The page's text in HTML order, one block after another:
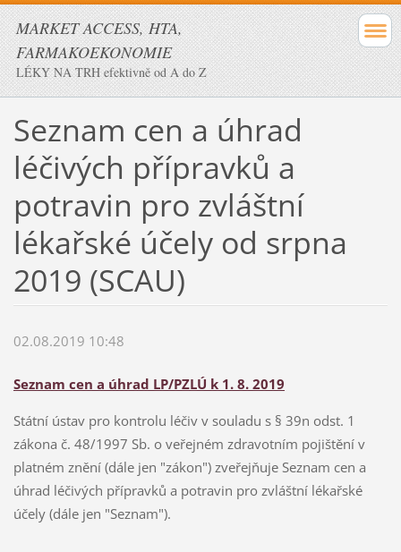
MARKET ACCESS, HTA,
FARMAKOEKONOMIE
LÉKY NA TRH efektivně od A do Z
Seznam cen a úhrad
léčivých přípravků a
potravin pro zvláštní
lékařské účely od srpna
2019 (SCAU)
02.08.2019 10:48
Seznam cen a úhrad LP/PZLÚ k 1. 8. 2019
Státní ústav pro kontrolu léčiv v souladu s § 39n odst. 1
zákona č. 48/1997 Sb. o veřejném zdravotním pojištění v
platném znění (dále jen "zákon") zveřejňuje Seznam cen a
úhrad léčivých přípravků a potravin pro zvláštní lékařské
účely (dále jen "Seznam").